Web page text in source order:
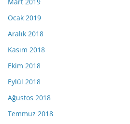
Ocak 2019
Aralık 2018
Kasım 2018
Ekim 2018
Eylül 2018
Ağustos 2018
Temmuz 2018